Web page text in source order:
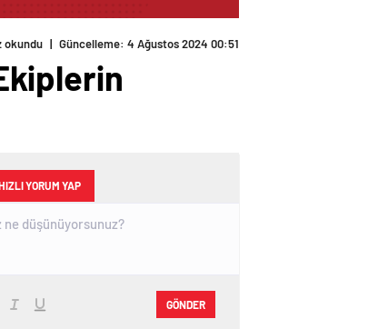
okundu | Güncelleme: 4 Ağustos 2024 00:51
YORUM YAP
GÖNDER